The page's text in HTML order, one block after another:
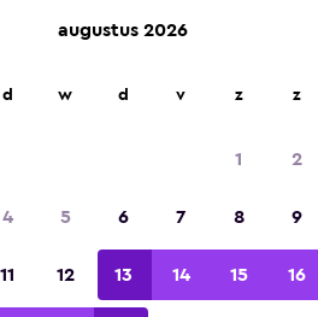
augustus 2026
d w d v z z
1 2
4 5 6 7 8 9
11 12 13 14 15 16